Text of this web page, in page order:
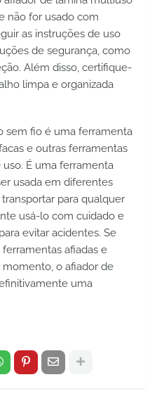
não for usado com
as instruções de uso
de segurança, como
Além disso, certifique-
limpa e organizada
sem fio é uma ferramenta
e outras ferramentas
É uma ferramenta
usada em diferentes
para qualquer
usá-lo com cuidado e
evitar acidentes. Se
afiadas e
momento, o afiador de
uma